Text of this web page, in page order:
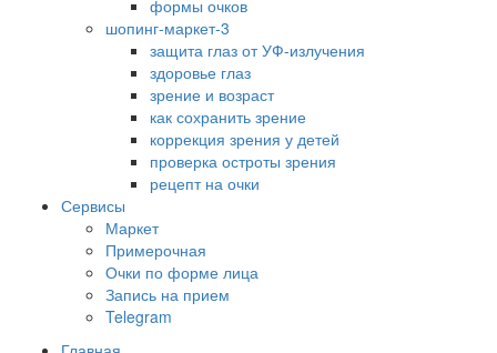
формы очков
шопинг-маркет-3
защита глаз от УФ-излучения
здоровье глаз
зрение и возраст
как сохранить зрение
коррекция зрения у детей
проверка остроты зрения
рецепт на очки
Сервисы
Маркет
Примерочная
Очки по форме лица
Запись на прием
Telegram